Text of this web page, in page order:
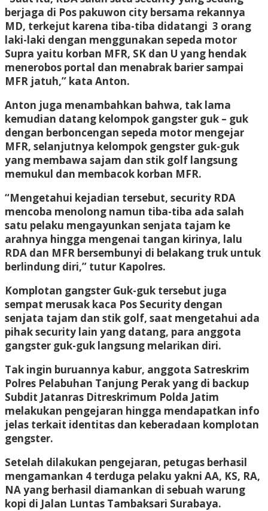
berjaga di Pos pakuwon city bersama rekannya
MD, terkejut karena tiba-tiba didatangi 3 orang
laki-laki dengan menggunakan sepeda motor
Supra yaitu korban MFR, SK dan U yang hendak
menerobos portal dan menabrak barier sampai
MFR jatuh,” kata Anton.
Anton juga menambahkan bahwa, tak lama
kemudian datang kelompok gangster guk – guk
dengan berboncengan sepeda motor mengejar
MFR, selanjutnya kelompok gengster guk-guk
yang membawa sajam dan stik golf langsung
memukul dan membacok korban MFR.
“Mengetahui kejadian tersebut, security RDA
mencoba menolong namun tiba-tiba ada salah
satu pelaku mengayunkan senjata tajam ke
arahnya hingga mengenai tangan kirinya, lalu
RDA dan MFR bersembunyi di belakang truk untuk
berlindung diri,” tutur Kapolres.
Komplotan gangster Guk-guk tersebut juga
sempat merusak kaca Pos Security dengan
senjata tajam dan stik golf, saat mengetahui ada
pihak security lain yang datang, para anggota
gangster guk-guk langsung melarikan diri.
Tak ingin buruannya kabur, anggota Satreskrim
Polres Pelabuhan Tanjung Perak yang di backup
Subdit Jatanras Ditreskrimum Polda Jatim
melakukan pengejaran hingga mendapatkan info
jelas terkait identitas dan keberadaan komplotan
gengster.
Setelah dilakukan pengejaran, petugas berhasil
mengamankan 4 terduga pelaku yakni AA, KS, RA,
NA yang berhasil diamankan di sebuah warung
kopi di Jalan Luntas Tambaksari Surabaya.